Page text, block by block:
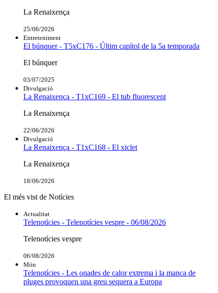
La Renaixença
25/06/2026
Entreteniment
El búnquer - T5xC176 - Últim capítol de la 5a temporada
El búnquer
03/07/2025
Divulgació
La Renaixença - T1xC169 - El tub fluorescent
La Renaixença
22/06/2026
Divulgació
La Renaixença - T1xC168 - El xiclet
La Renaixença
18/06/2026
El més vist de Notícies
Actualitat
Telenotícies - Telenotícies vespre - 06/08/2026
Telenotícies vespre
06/08/2026
Món
Telenotícies - Les onades de calor extrema i la manca de
pluges provoquen una greu sequera a Europa